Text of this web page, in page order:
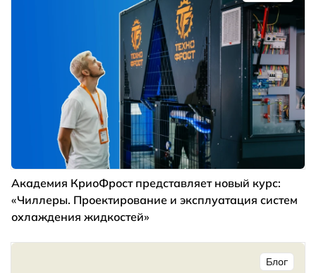
Академия КриоФрост представляет новый курс:
«Чиллеры. Проектирование и эксплуатация систем
охлаждения жидкостей»
Блог